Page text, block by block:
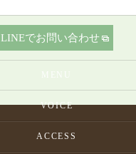
LINEでお問い合わせ
MENU
VOICE
ACCESS